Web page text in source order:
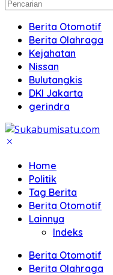
Berita Otomotif
Berita Olahraga
Kejahatan
Nissan
Bulutangkis
DKI Jakarta
gerindra
Home
Politik
Tag Berita
Berita Otomotif
Lainnya
Indeks
Berita Otomotif
Berita Olahraga